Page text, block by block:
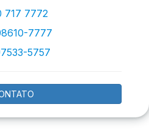
717 7772
7777
5757